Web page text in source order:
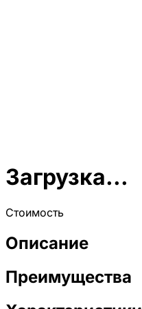
Загрузка...
Стоимость
Описание
Преимущества